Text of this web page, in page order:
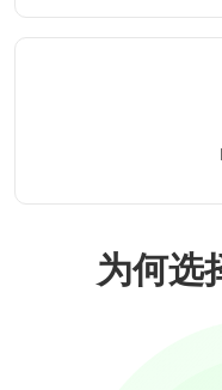
为何选